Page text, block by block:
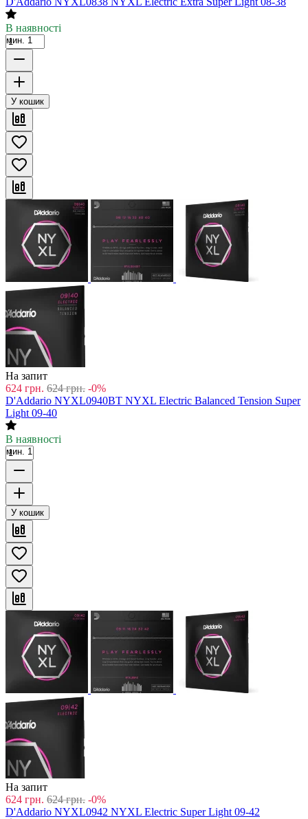
В наявності
мин. 1
У кошик
На запит
624 грн. 624 грн. -0%
D'Addario NYXL0940BT NYXL Electric Balanced Tension Super
Light 09-40
В наявності
мин. 1
У кошик
На запит
624 грн. 624 грн. -0%
D'Addario NYXL0942 NYXL Electric Super Light 09-42